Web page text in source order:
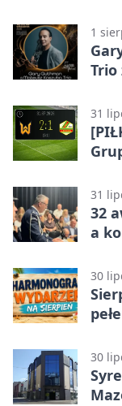
1
Trio
31
31
32
a
30
30